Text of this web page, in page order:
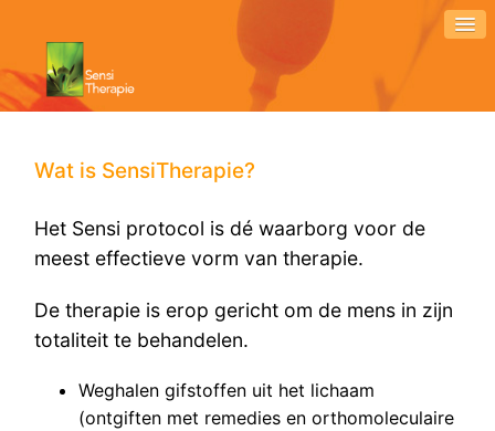
Wat is SensiTherapie?
Het Sensi protocol is dé waarborg voor de
meest effectieve vorm van therapie.
De therapie is erop gericht om de mens in zijn
totaliteit te behandelen.
Weghalen gifstoffen uit het lichaam
(ontgiften met remedies en orthomoleculaire